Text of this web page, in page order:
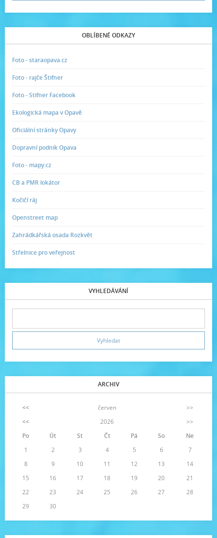
OBLÍBENÉ ODKAZY
Foto - staraopava.cz
Foto - rajče Štifner
Foto - Stifner Facebook
Ekologická mapa v Opavě
Oficiální stránky Opavy
Dopravní podnik Opava
Foto - mapy.cz
CB a PMR lokátor
Kočičí ráj
Openstreet map
Zahrádkářská osada Rozkvět
Střelnice pro veřejnost
VYHLEDÁVÁNÍ
ARCHIV
<< červen
>>
<<
2026
>>
Po
Út St Čt Pá So
Ne
1
2 3 4 5 6
7
8
9 10 11 12 13
14
15
16 17 18 19 20
21
22
23 24 25 26 27
28
29
30